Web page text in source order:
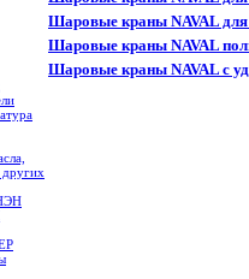
других
Шаровые краны NAVAL для
Шаровые краны NAVAL
Шаровые краны NAVAL с